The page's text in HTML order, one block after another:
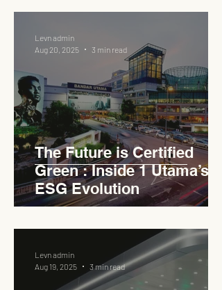
The Future is Certified
Green : Inside 1 Utama’s
ESG Evolution
Levn admin
Aug 20, 2025
3 min read
Levn admin
Aug 19, 2025
3 min read